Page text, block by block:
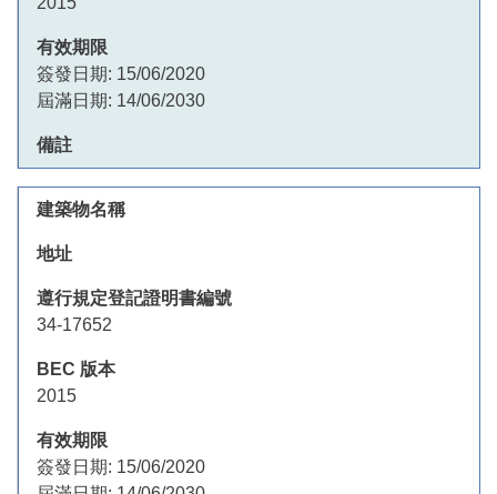
簽發日期: 15/06/2020
屆滿日期: 14/06/2030
34-17652
2015
簽發日期: 15/06/2020